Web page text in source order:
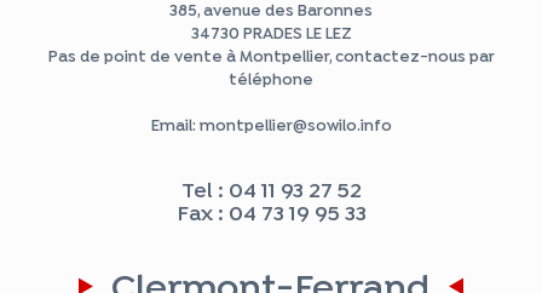
385, avenue des Baronnes
34730 PRADES LE LEZ
Pas de point de vente à Montpellier, contactez-nous par
téléphone
Email: montpellier@sowilo.info
Tel : 04 11 93 27 52
Fax : 04 73 19 95 33